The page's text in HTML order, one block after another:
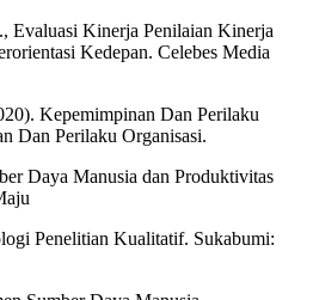
Evaluasi Kinerja Penilaian Kinerja
Kedepan. Celebes Media
Kepemimpinan Dan Perilaku
Dan Perilaku Organisasi.
Daya Manusia dan Produktivitas
Penelitian Kualitatif. Sukabumi: